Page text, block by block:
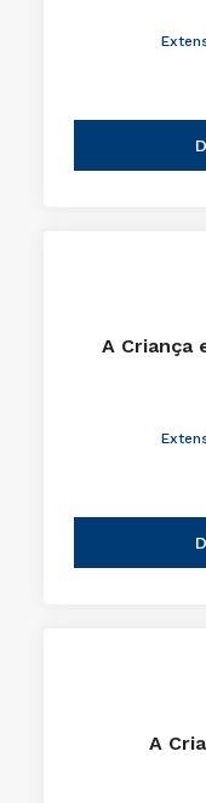
A Criança
A